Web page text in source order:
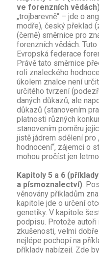
ve forenzních
„trojbarevně“ – jde o
modře), český překlad
(černě) směrnice pro
forenzních vědách.
Evropská federace
Právě tato směrnice
roli znaleckého
úkolem znalce není
určitého tvrzení
daných důkazů, ale
důkazů (stanovením
platnosti různých
stanovením poměru
jistě jádrem sdělení pro
hodnocení“, zájemci o
mohou pročíst jen
Kapitoly 5 a 6
a písmoznalectví).
věnovány příkladům
kapitole jde o určení
genetiky. V kapitole
podpisu. Protože
zkušenosti, velmi
nejlépe pochopí na
příklady nabízejí. Zde